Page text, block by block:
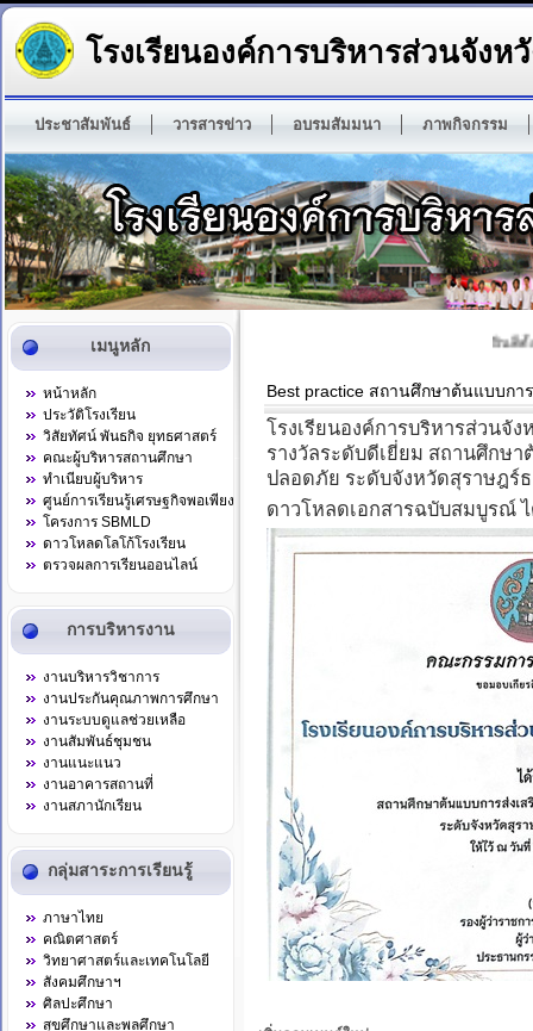
โรงเรียนองค์การบริหารส่วนจัง
ประชาสัมพันธ์ วารสารข่าว อบรมสัมมนา ภาพกิจกรรม
เมนูหลัก
หน้าหลัก
ประวัติโรงเรียน
วิสัยทัศน์ พันธกิจ ยุทธศาสตร์
คณะผู้บริหารสถานศึกษา
ทำเนียบผู้บริหาร
ศูนย์การเรียนรู้เศรษฐกิจพอเพียง
โครงการ SBMLD
ดาวโหลดโลโก้โรงเรียน
ตรวจผลการเรียนออนไลน์
การบริหารงาน
งานบริหารวิชาการ
งานประกันคุณภาพการศึกษา
งานระบบดูแลช่วยเหลือ
งานสัมพันธ์ชุมชน
งานแนะแนว
งานอาคารสถานที่
งานสภานักเรียน
กลุ่มสาระการเรียนรู้
ภาษาไทย
คณิตศาสตร์
วิทยาศาสตร์และเทคโนโลยี
สังคมศึกษาฯ
ศิลปะศึกษา
สุขศึกษาและพลศึกษา
ยินดีต้
Best practice สถานศึกษาต้นแบบกา
โรงเรียนองค์การบริหารส่วนจั
รางวัลระดับดีเยี่ยม สถานศึกษ
ปลอดภัย ระดับจังหวัดสุราษฎร์
ดาวโหลดเอกสารฉบับสมบูรณ์